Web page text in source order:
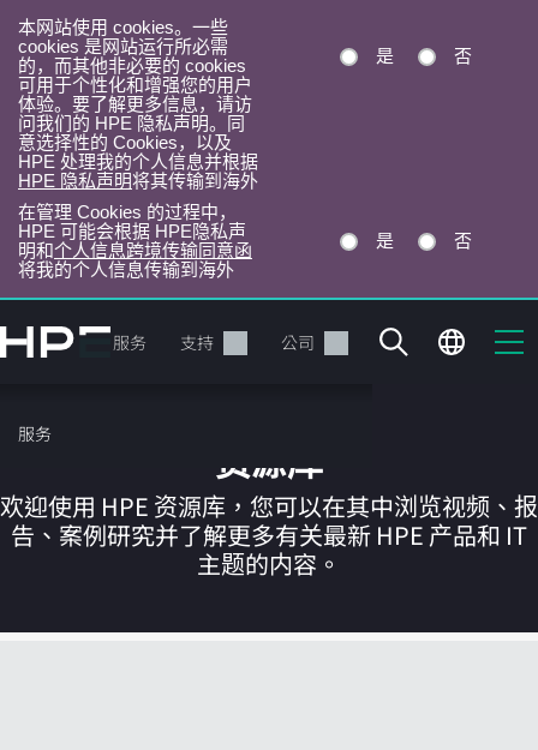
本网站使用 cookies。一些
cookies 是网站运行所必需
的，而其他非必要的 cookies
可用于个性化和增强您的用户
体验。要了解更多信息，请访
问我们的 HPE 隐私声明。同
意选择性的 Cookies，以及
HPE 处理我的个人信息并根据
HPE 隐私声明将其传输到海外
是 否
在管理 Cookies 的过程中，
HPE 可能会根据 HPE隐私声
明和个人信息跨境传输同意函
将我的个人信息传输到海外
是 否
转
到
目
录
产品 服务 支持 公司
服务
您的购物车目前是空的
资源库
欢迎使用 HPE 资源库，您可以在其中浏览视频、报
告、案例研究并了解更多有关最新 HPE 产品和 IT
主题的内容。